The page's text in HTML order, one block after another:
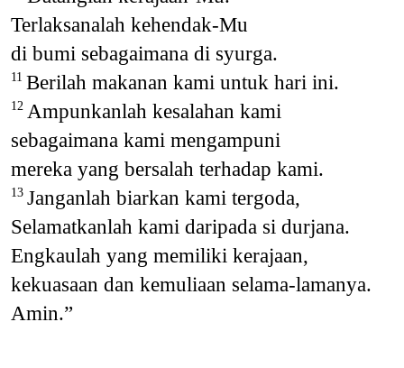
Terlaksanalah kehendak-Mu
di bumi sebagaimana di syurga.
11 Berilah makanan kami untuk hari ini.
12 Ampunkanlah kesalahan kami
sebagaimana kami mengampuni
mereka yang bersalah terhadap kami.
13 Janganlah biarkan kami tergoda,
Selamatkanlah kami daripada si durjana.
Engkaulah yang memiliki kerajaan,
kekuasaan dan kemuliaan selama-lamanya.
Amin.”